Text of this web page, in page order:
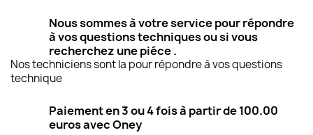
Nous sommes à votre service pour répondre
à vos questions techniques ou si vous
recherchez une piéce .
Nos techniciens sont la pour répondre à vos questions
technique
Paiement en 3 ou 4 fois à partir de 100.00
euros avec Oney